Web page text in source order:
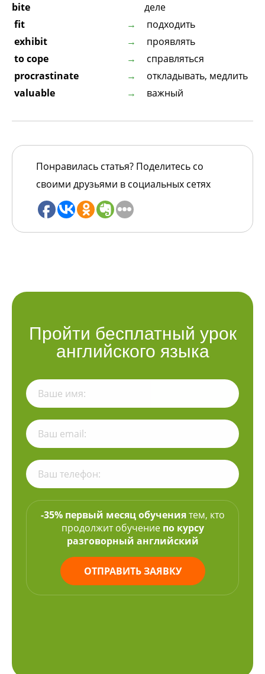
bite
деле
fit
подходить
exhibit
проявлять
to cope
справляться
procrastinate
откладывать, медлить
valuable
важный
Понравилась статья? Поделитесь со
своими друзьями в социальных сетях
Пройти бесплатный урок
английского языка
-35% первый месяц обучениятем, кто
продолжит обучение по курсу
разговорный английский
ОТПРАВИТЬ ЗАЯВКУ